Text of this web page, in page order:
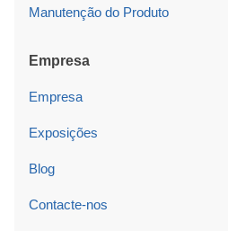
Manutenção do Produto
Empresa
Empresa
Exposições
Blog
Contacte-nos